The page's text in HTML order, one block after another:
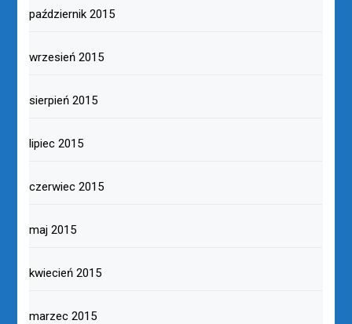
październik 2015
wrzesień 2015
sierpień 2015
lipiec 2015
czerwiec 2015
maj 2015
kwiecień 2015
marzec 2015